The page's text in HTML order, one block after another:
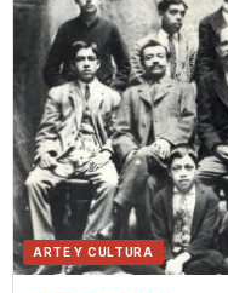
ARTE Y CULTURA